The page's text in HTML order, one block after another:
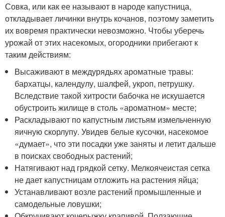
Совка, или как ее называют в народе капустница,
откладывает личинки внутрь кочанов, поэтому заметить
их вовремя практически невозможно. Чтобы уберечь
урожай от этих насекомых, огородники прибегают к
таким действиям:
Высаживают в междурядьях ароматные травы:
бархатцы, календулу, шалфей, укроп, петрушку.
Вследствие такой хитрости бабочка не искушается
обустроить жилище в столь «ароматном» месте;
Раскладывают по капустным листьям измельченную
яичную скорлупу. Увидев белые кусочки, насекомое
«думает», что эти посадки уже заняты и летит дальше
в поисках свободных растений;
Натягивают над грядкой сетку. Мелкоячеистая сетка
не дает капустницам отложить на растения яйца;
Устанавливают возле растений промышленные и
самодельные ловушки;